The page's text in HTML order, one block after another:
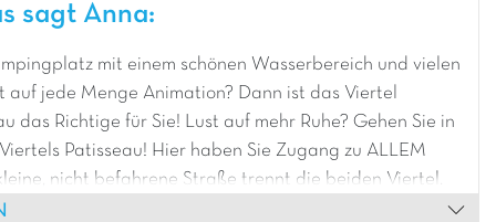
sagt Anna:
mit einem schönen Wasserbereich und vielen
auf jede Menge Animation? Dann ist das Viertel
das Richtige für Sie! Lust auf mehr Ruhe? Gehen Sie in
Patisseau! Hier haben Sie Zugang zu ALLEM
nicht befahrene Straße trennt die beiden Viertel.
führt Sie eine Fahrradtour direkt zum wunderschönen